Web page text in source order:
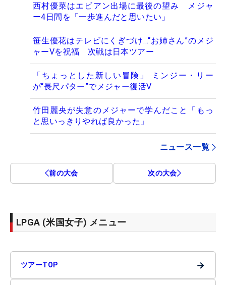
西村優菜はエビアン出場に最後の望み メジャ
ー4日間を「一歩進んだと思いたい」
笹生優花はテレビにくぎづけ…“お姉さん”のメジ
ャーVを祝福 次戦は日本ツアー
「ちょっとした新しい冒険」 ミンジー・リー
が“長尺パター”でメジャー復活V
竹田麗央が失意のメジャーで学んだこと「もっ
と思いっきりやれば良かった」
ニュース一覧
前の大会 次の大会
LPGA (米国女子) メニュー
ツアーTOP →